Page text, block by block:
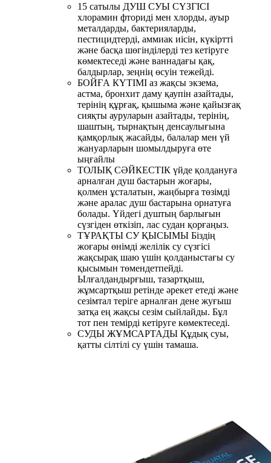
15 сатылы ДУШ СУЫ СҮЗГІСІ
хлорамин фториді мен хлорды, ауыр
металдарды, бактерияларды,
пестицидтерді, аммиак иісін, күкіртті
және басқа шөгінділерді тез кетіруге
көмектеседі және ваннадағы қақ,
балдырлар, зеңнің өсуін тежейді.
БОЙҒА КҮТІМІ аз жақсы экзема,
астма, бронхит даму қаупін азайтады,
терінің құрғақ, қышыма және қайызғақ
сияқты ауруларын азайтады, терінің,
шаштың, тырнақтың денсаулығына
қамқорлық жасайды, балалар мен үй
жануарларын шомылдыруға өте
ыңғайлы
ТОЛЫҚ СӘЙКЕСТІК үйде қолдануға
арналған душ бастарын жоғары,
қолмен ұсталатын, жаңбырға төзімді
және аралас душ бастарына орнатуға
болады. Үйдегі душтың барлығын
сүзгіден өткізіп, лас судан қорғаңыз.
ТҰРАҚТЫ СУ ҚЫСЫМЫ Біздің
жоғары өнімді желілік су сүзгісі
жақсырақ шаю үшін қолданыстағы су
қысымын төмендетпейді.
Ылғалдандырғыш, тазартқыш,
жұмсартқыш ретінде әрекет етеді және
сезімтал теріге арналған дене жуғыш
затқа ең жақсы сезім сыйлайды. Бұл
тот пен темірді кетіруге көмектеседі.
СУДЫ ЖҰМСАРТАДЫ Құдық суы,
қатты сілтілі су үшін тамаша.